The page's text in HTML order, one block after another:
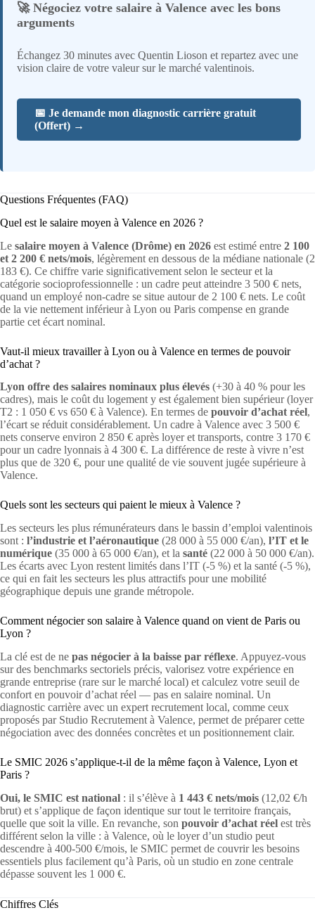
🚀 Négociez votre salaire à Valence avec les bons
arguments
Échangez 30 minutes avec Quentin Lioson et repartez avec une
vision claire de votre valeur sur le marché valentinois.
📅 Je demande mon diagnostic carrière gratuit
(Offert) →
Questions Fréquentes (FAQ)
Quel est le salaire moyen à Valence en 2026 ?
Le salaire moyen à Valence (Drôme) en 2026 est estimé entre 2 100
et 2 200 € nets/mois, légèrement en dessous de la médiane nationale (2
183 €). Ce chiffre varie significativement selon le secteur et la
catégorie socioprofessionnelle : un cadre peut atteindre 3 500 € nets,
quand un employé non-cadre se situe autour de 2 100 € nets. Le coût
de la vie nettement inférieur à Lyon ou Paris compense en grande
partie cet écart nominal.
Vaut-il mieux travailler à Lyon ou à Valence en termes de pouvoir
d’achat ?
Lyon offre des salaires nominaux plus élevés (+30 à 40 % pour les
cadres), mais le coût du logement y est également bien supérieur (loyer
T2 : 1 050 € vs 650 € à Valence). En termes de pouvoir d’achat réel,
l’écart se réduit considérablement. Un cadre à Valence avec 3 500 €
nets conserve environ 2 850 € après loyer et transports, contre 3 170 €
pour un cadre lyonnais à 4 300 €. La différence de reste à vivre n’est
plus que de 320 €, pour une qualité de vie souvent jugée supérieure à
Valence.
Quels sont les secteurs qui paient le mieux à Valence ?
Les secteurs les plus rémunérateurs dans le bassin d’emploi valentinois
sont : l’industrie et l’aéronautique (28 000 à 55 000 €/an), l’IT et le
numérique (35 000 à 65 000 €/an), et la santé (22 000 à 50 000 €/an).
Les écarts avec Lyon restent limités dans l’IT (-5 %) et la santé (-5 %),
ce qui en fait les secteurs les plus attractifs pour une mobilité
géographique depuis une grande métropole.
Comment négocier son salaire à Valence quand on vient de Paris ou
Lyon ?
La clé est de ne pas négocier à la baisse par réflexe. Appuyez-vous
sur des benchmarks sectoriels précis, valorisez votre expérience en
grande entreprise (rare sur le marché local) et calculez votre seuil de
confort en pouvoir d’achat réel — pas en salaire nominal. Un
diagnostic carrière avec un expert recrutement local, comme ceux
proposés par Studio Recrutement à Valence, permet de préparer cette
négociation avec des données concrètes et un positionnement clair.
Le SMIC 2026 s’applique-t-il de la même façon à Valence, Lyon et
Paris ?
Oui, le SMIC est national : il s’élève à 1 443 € nets/mois (12,02 €/h
brut) et s’applique de façon identique sur tout le territoire français,
quelle que soit la ville. En revanche, son pouvoir d’achat réel est très
différent selon la ville : à Valence, où le loyer d’un studio peut
descendre à 400-500 €/mois, le SMIC permet de couvrir les besoins
essentiels plus facilement qu’à Paris, où un studio en zone centrale
dépasse souvent les 1 000 €.
Chiffres Clés